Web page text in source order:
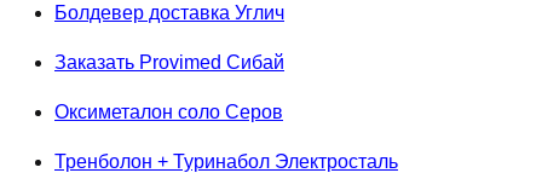
Болдевер доставка Углич
Заказать Provimed Сибай
Оксиметалон соло Серов
Тренболон + Туринабол Электросталь